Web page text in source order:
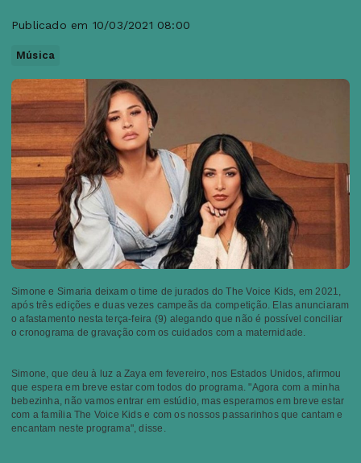
Publicado em 10/03/2021 08:00
Música
Simone e Simaria deixam o time de jurados do The Voice Kids, em 2021,
após três edições e duas vezes campeãs da competição. Elas anunciaram
o afastamento nesta terça-feira (9) alegando que não é possível conciliar
o cronograma de gravação com os cuidados com a maternidade.
Simone, que deu à luz a Zaya em fevereiro, nos Estados Unidos, afirmou
que espera em breve estar com todos do programa. "Agora com a minha
bebezinha, não vamos entrar em estúdio, mas esperamos em breve estar
com a família The Voice Kids e com os nossos passarinhos que cantam e
encantam neste programa", disse.